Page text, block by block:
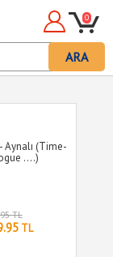
ARA
0
Aynalı (Time-
....)
TL
TL